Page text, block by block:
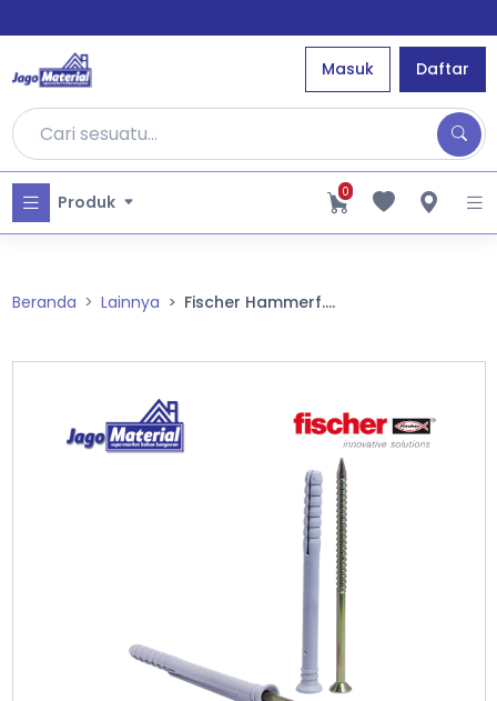
Masuk Daftar
Produk 0
Beranda Lainnya Fischer Hammerf....